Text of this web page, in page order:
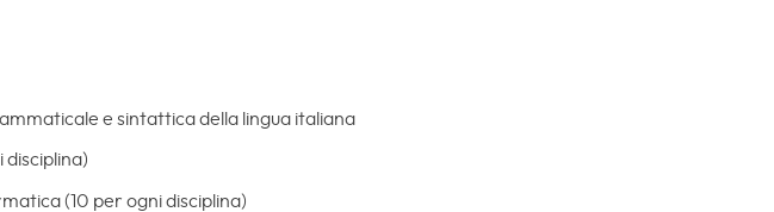
e sintattica della lingua italiana
(10 per ogni disciplina)